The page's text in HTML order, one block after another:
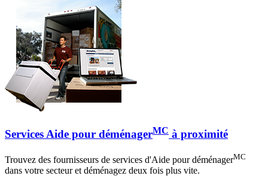
Services Aide pour déménagerMC à proximité
Trouvez des fournisseurs de services d'Aide pour déménagerMC
dans votre secteur et déménagez deux fois plus vite.